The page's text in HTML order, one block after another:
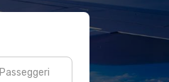
Passeggeri